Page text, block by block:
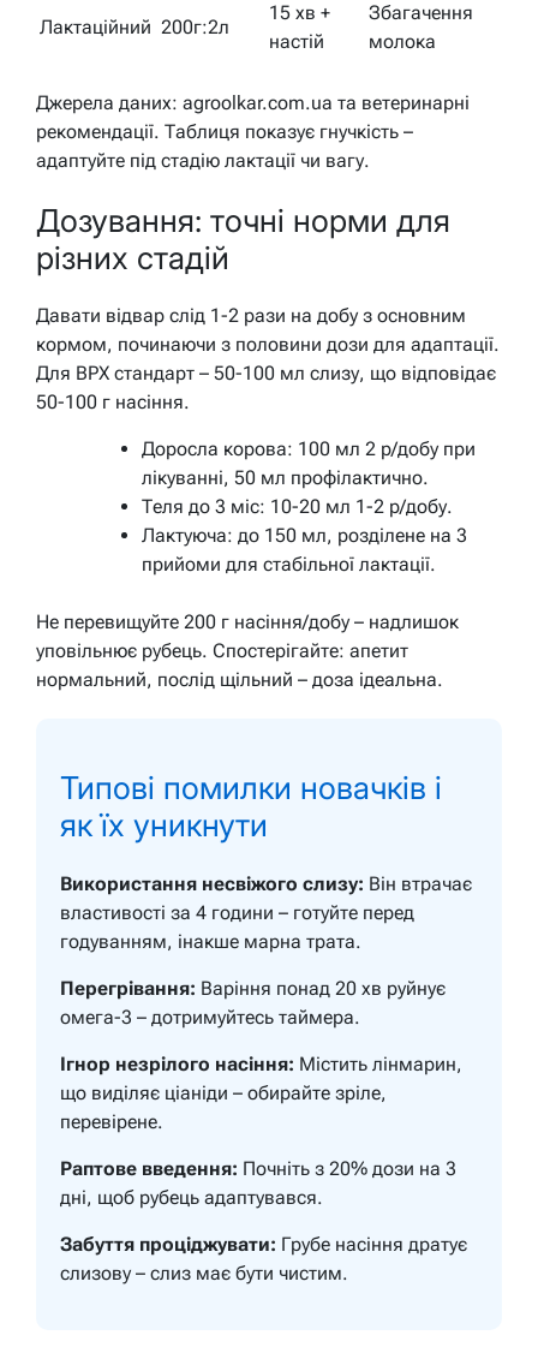
Лактаційний 200г:2л
15 хв +
настій
Збагачення
молока
Джерела даних: agroolkar.com.ua та ветеринарні
рекомендації. Таблиця показує гнучкість –
адаптуйте під стадію лактації чи вагу.
Дозування: точні норми для
різних стадій
Давати відвар слід 1-2 рази на добу з основним
кормом, починаючи з половини дози для адаптації.
Для ВРХ стандарт – 50-100 мл слизу, що відповідає
50-100 г насіння.
Доросла корова: 100 мл 2 р/добу при
лікуванні, 50 мл профілактично.
Теля до 3 міс: 10-20 мл 1-2 р/добу.
Лактуюча: до 150 мл, розділене на 3
прийоми для стабільної лактації.
Не перевищуйте 200 г насіння/добу – надлишок
уповільнює рубець. Спостерігайте: апетит
нормальний, послід щільний – доза ідеальна.
Типові помилки новачків і
як їх уникнути
Використання несвіжого слизу: Він втрачає
властивості за 4 години – готуйте перед
годуванням, інакше марна трата.
Перегрівання: Варіння понад 20 хв руйнує
омега-3 – дотримуйтесь таймера.
Ігнор незрілого насіння: Містить лінмарин,
що виділяє ціаніди – обирайте зріле,
перевірене.
Раптове введення: Почніть з 20% дози на 3
дні, щоб рубець адаптувався.
Забуття проціджувати: Грубе насіння дратує
слизову – слиз має бути чистим.